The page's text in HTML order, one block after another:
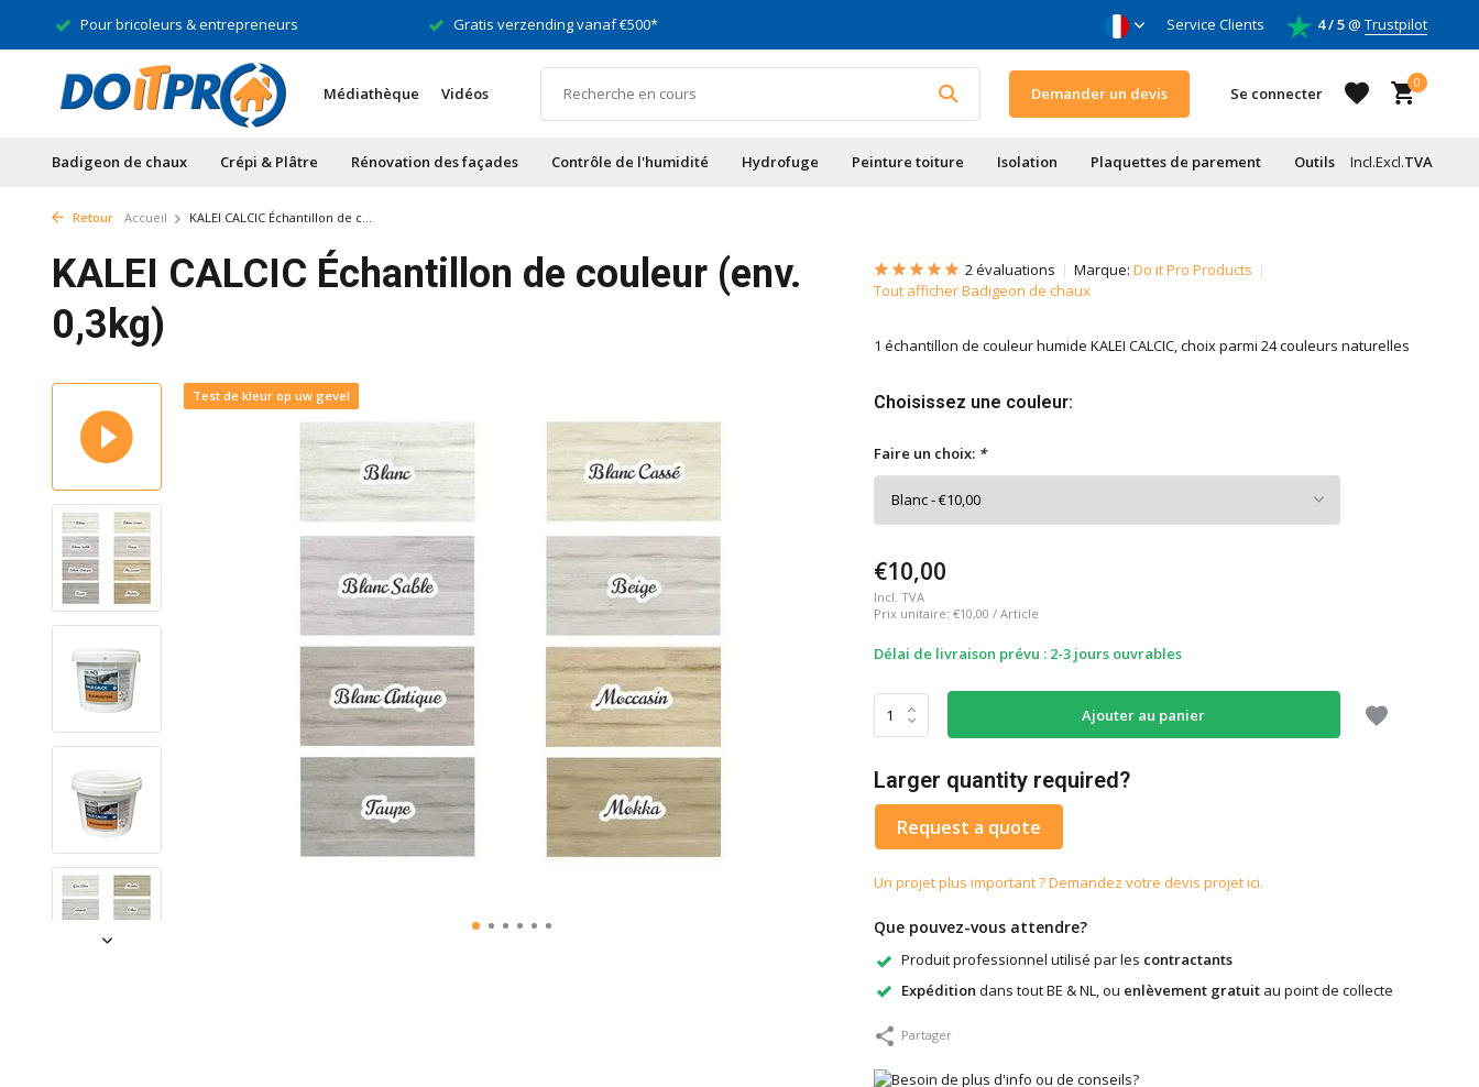
Pour bricoleurs & entrepreneurs Gratis verzending vanaf €500* Spécialiste des façades, de l'humidité et des toits Pour bricoleurs &
Service Clients 4 / 5@ Trustpilot
Médiathèque Vidéos Demander un devis Se connecter
0
Badigeon de chaux Crépi & Plâtre Rénovation des façades Contrôle de l'humidité Hydrofuge Peinture toiture Isolation Plaquettes de parement Outils Incl.Excl.TVA
Retour Accueil KALEI CALCIC Échantillon de c...
KALEI CALCIC Échantillon de couleur (env.
0,3kg)
Test de kleur op uw gevel
2 évaluations Marque: Do it Pro Products
Tout afficher Badigeon de chaux
1 échantillon de couleur humide KALEI CALCIC, choix parmi 24 couleurs naturelles
Choisissez une couleur:
Faire un choix: *
€10,00
Incl. TVA
Prix unitaire: €10,00 / Article
Délai de livraison prévu : 2-3 jours ouvrables
Ajouter au panier
Larger quantity required?
Request a quote
Un projet plus important ? Demandez votre devis projet ici.
Que pouvez-vous attendre?
Produit professionnel utilisé par les contractants
Expédition dans tout BE & NL, ou enlèvement gratuitau point de collecte
Partager